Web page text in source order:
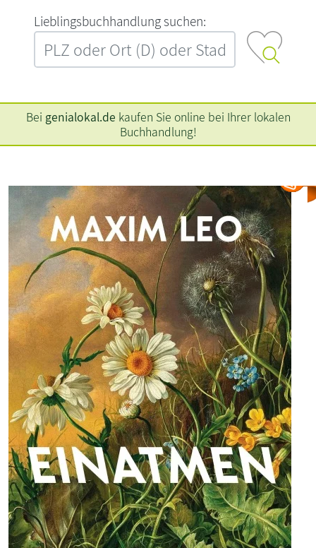
L‍i‍e‍b‍l‍i‍n‍g‍s‍b‍u‍c‍h‍h‍a‍n‍d‍l‍u‍n‍g‍ ‍s‍u‍c‍h‍e‍n‍:‍
Bei genialokal.de kaufen Sie online bei Ihrer lokalen
Buchhandlung!